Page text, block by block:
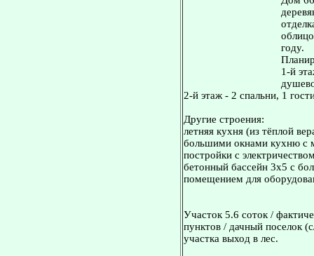
году.
1-й
2-й этаж - 2 спальни, 1
Другие строения:
летняя кухня (из тёплой
большими окнами кухню с
постройки с
бетонный бассейн 3х5 с
помещением для
Участок 5.6 соток /
пунктов / дачный поселок
участка выход в лес.